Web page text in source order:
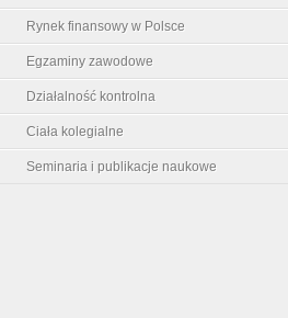
Rynek finansowy w Polsce
Egzaminy zawodowe
Działalność kontrolna
Ciała kolegialne
Seminaria i publikacje naukowe